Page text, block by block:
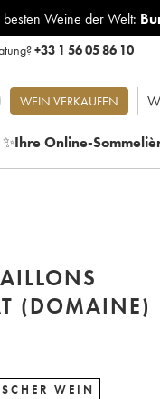
Weine der Welt:
+33 1 56 05 86 10
WEIN VERKAUFEN
✨Ihre Online-
(DOMAINE)
WEIN